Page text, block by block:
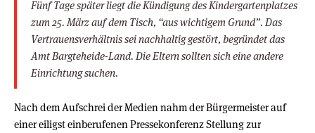
Fünf Tage später liegt die Kündigung des Kindergartenplatzes
zum 25. März auf dem Tisch, “aus wichtigem Grund”. Das
Vertrauensverhältnis sei nachhaltig gestört, begründet das
Amt Bargteheide-Land. Die Eltern sollten sich eine andere
Einrichtung suchen.
Nach dem Aufschrei der Medien nahm der Bürgermeister auf
einer eiligst einberufenen Pressekonferenz Stellung zur